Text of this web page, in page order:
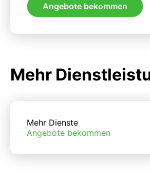
Angebote bekommen
Mehr
Mehr Dienste
Angebote bekommen